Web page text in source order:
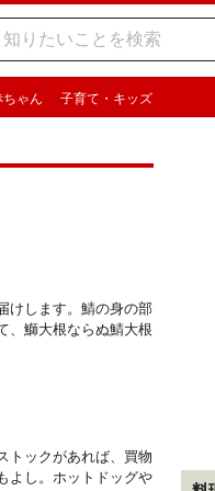
ゃん 子育て・キッズ
けします。鯖の身の部
、鰤大根ならぬ鯖大根
トックがあれば、買物
よし。ホットドッグや